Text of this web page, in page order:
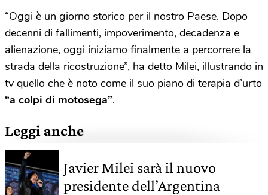
“Oggi è un giorno storico per il nostro Paese. Dopo
decenni di fallimenti, impoverimento, decadenza e
alienazione, oggi iniziamo finalmente a percorrere la
strada della ricostruzione”, ha detto Milei, illustrando in
tv quello che è noto come il suo piano di terapia d’urto
“a colpi di motosega”.
Leggi anche
Javier Milei sarà il nuovo
presidente dell’Argentina